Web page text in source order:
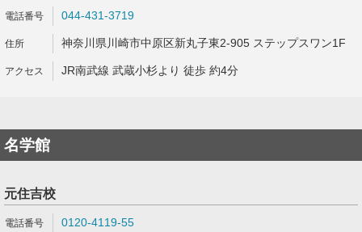
044-431-3719
神奈川県川崎市中原区新丸子東2-905 ステップスワン1F
JR南武線 武蔵小杉より 徒歩 約4分
名学館
元住吉校
0120-4119-55